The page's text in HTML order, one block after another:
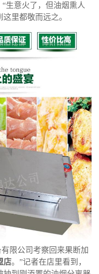
“生意火了，但油烟熏人
里都敬而远之。
限公司考察回来果断加
店。 ”记者在店里看到，